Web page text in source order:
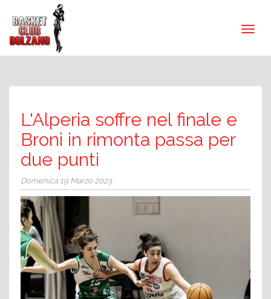
L'Alperia soffre nel finale e
Broni in rimonta passa per
due punti
Domenica 19 Marzo 2023